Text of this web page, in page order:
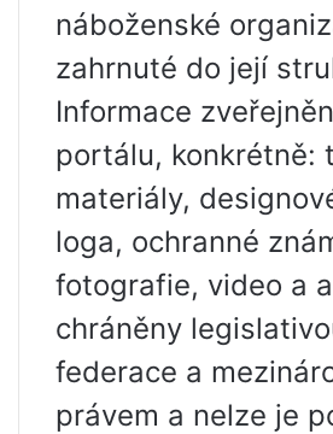
náboženské
zahrnuté do její
Informace
portálu, konkrétně:
materiály,
loga, ochranné
fotografie, video a
chráněny
federace a
právem a nelze je